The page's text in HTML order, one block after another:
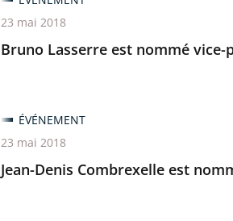
Bruno Lasserre est nommé vice-
23 mai 2018
Jean-Denis Combrexelle est
ÉVÉNEMENT
23 mai 2018